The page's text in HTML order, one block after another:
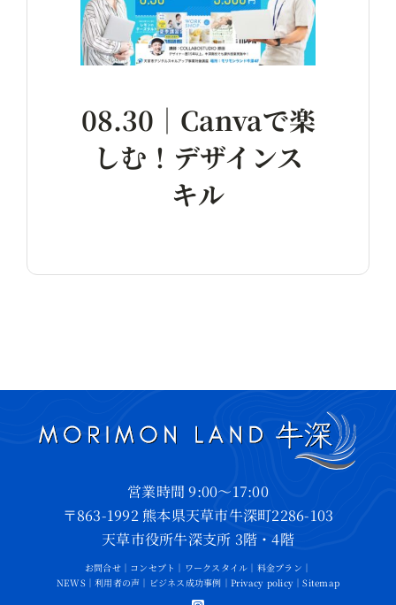
08.30｜Canvaで楽
しむ！デザインス
キル
営業時間 9:00～17:00
〒863-1992 熊本県天草市牛深町2286-103
天草市役所牛深支所 3階・4階
お問合せ｜ コンセプト ｜ ワークスタイル ｜ 料金プラン ｜
NEWS｜利用者の声 ｜ ビジネス成功事例 ｜ Privacy policy ｜Sitemap